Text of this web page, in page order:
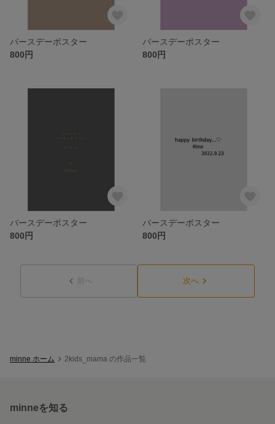
バースデーポスター
800円
バースデーポスター
800円
バースデーポスター
800円
バースデーポスター
800円
前へ 次へ
minne ホーム 2kids_mama の作品一覧
minneを知る